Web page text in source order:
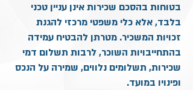
בטוחות בהסכם שכירות אינן עניין טכני
בלבד, אלא כלי משפטי מרכזי להגנת
זכויות המשכיר. מטרתן להבטיח עמידה
בהתחייבויות השוכר, לרבות תשלום דמי
שכירות, תשלומים נלווים, שמירה על הנכס
ופינויו במועד.